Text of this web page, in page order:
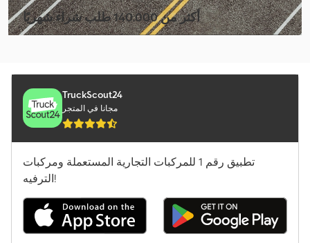
Tec Rotec
Volvo Fh 16
Volvo Fm 400
المعدات الخاصة بتشغيل المطارات
شاحنة قلابة بكابل
شاحنة قلابة مع رافعة
شاحنة نقل الحليب
أكثر من 140.000 طلب شراء شهريًا
TruckScout24
مجانا في المتجر
تطبيق رقم 1 للمركبات التجارية المستعملة ومركبات
الترفيه!